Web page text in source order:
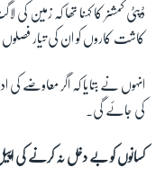
ڈپٹی کمشنر کا کہنا تھا کہ زمین
کاشت کاروں کو ان کی تیار فصلوں کے مارکیٹ ریٹ
انہوں نے بتایا کہ اگر معاوضے کی
کی جائے گی۔
کسانوں کو بے دخل نہ کرنے کی